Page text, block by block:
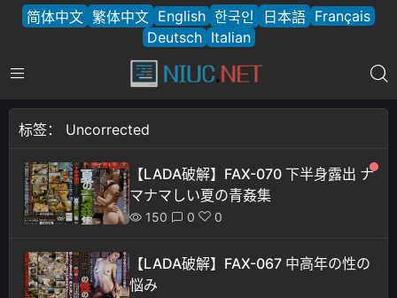
简体中文 繁体中文 English 한국인 日本語 Français
Deutsch Italian
标签： Uncorrected
【LADA破解】FAX-070 下半身露出 ナ
マナマしい夏の青姦集
150 0 0
【LADA破解】FAX-067 中高年の性の
悩み